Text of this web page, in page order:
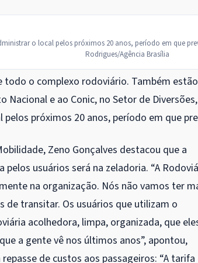
o local pelos próximos 20 anos, período em que
Rodrigues/Agência Brasília
todo o complexo rodoviário. Também
Nacional e ao Conic, no Setor de
próximos 20 anos, período em que
Zeno Gonçalves destacou que a
usuários será na zeladoria. “A
na organização. Nós não vamos ter
de transitar. Os usuários que utilizam o
acolhedora, limpa, organizada, que
a gente vê nos últimos anos”, apontou,
de custos aos passageiros: “A tarifa